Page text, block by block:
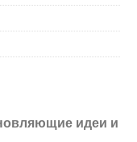
идеи и